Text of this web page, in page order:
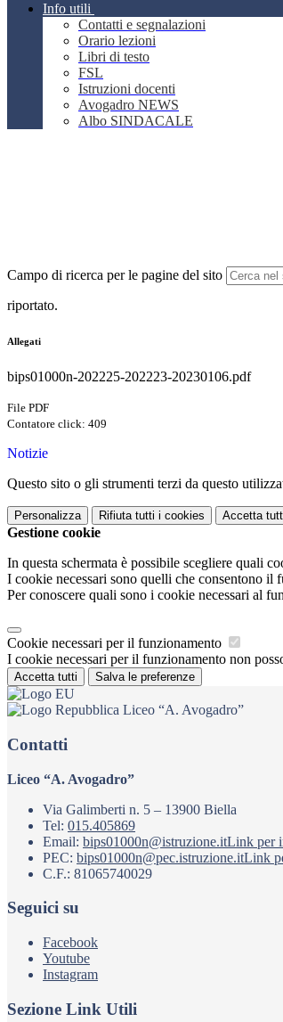
Info utili
Contatti e segnalazioni
Orario lezioni
Libri di testo
FSL
Istruzioni docenti
Avogadro NEWS
Albo SINDACALE
Campo di ricerca per le pagine del sito
riportato.
Allegati
bips01000n-202225-202223-20230106.pdf
File PDF
Contatore click: 409
Notizie
Questo sito o gli strumenti terzi da questo
Personalizza Rifiuta tutti i cookies Accetta
Gestione cookie
In questa schermata è possibile scegliere quali
I cookie necessari sono quelli che consentono il
Per conoscere quali sono i cookie necessari al
Cookie necessari per il funzionamento
I cookie necessari per il funzionamento non
Accetta tutti Salva le preferenze
Liceo “A. Avogadro”
Contatti
Liceo “A. Avogadro”
Via Galimberti n. 5 – 13900 Biella
Tel: 015.405869
Email: bips01000n@istruzione.itLink per
PEC: bips01000n@pec.istruzione.itLink
C.F.: 81065740029
Seguici su
Facebook
Youtube
Instagram
Sezione Link Utili